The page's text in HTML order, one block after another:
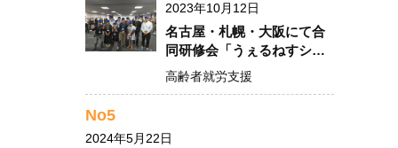
2023年10月12日
名古屋・札幌・大阪にて合
同研修会「うぇるねすシッ
プ」を開催しました。
高齢者就労支援
No5
2024年5月22日